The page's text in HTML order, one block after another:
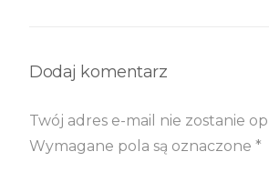
Dodaj komentarz
Twój adres e-mail nie zostanie
Wymagane pola są oznaczone*